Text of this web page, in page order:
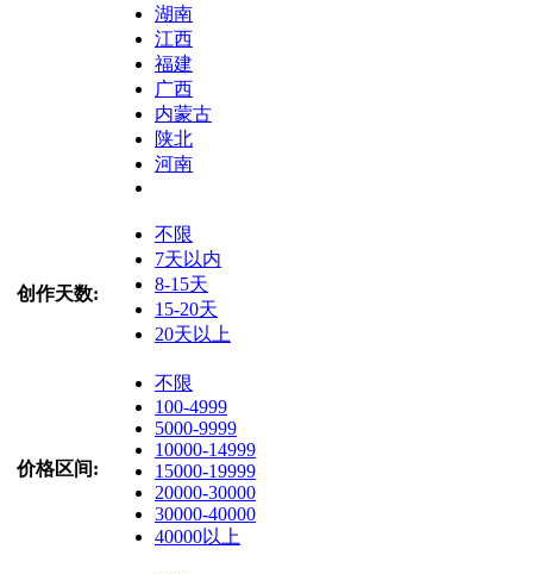
湖南
江西
福建
广西
内蒙古
陕北
河南
创作天数:
不限
7天以内
8-15天
15-20天
20天以上
价格区间:
不限
100-4999
5000-9999
10000-14999
15000-19999
20000-30000
30000-40000
40000以上